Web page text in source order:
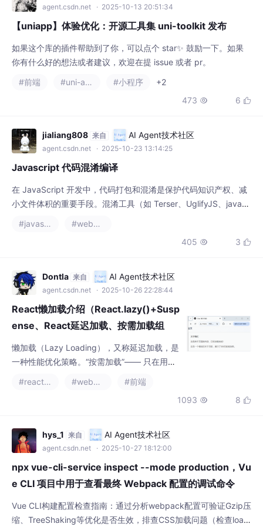
agent.csdn.net · 2025-10-13 20:51:34
【uniapp】体验优化：开源工具集 uni-toolkit 发布
如果这个库的插件帮助到了你，可以点个 star✨ 鼓励一下。如果
你有什么好的想法或者建议，欢迎在提 issue 或者 pr。
#前端
#小程序
+2
473  6 
jialiang808 来自 AI Agent技术社区
agent.csdn.net · 2025-10-23 13:14:25
Javascript 代码混淆编译
在 JavaScript 开发中，代码打包和混淆是保护代码知识产权、减
小文件体积的重要手段。混淆工具（如 Terser、UglifyJS、javasc
向工程的难度。
405  3 
Dontla 来自 AI Agent技术社区
agent.csdn.net · 2025-10-26 22:28:44
React懒加载介绍（React.lazy()+Susp
ense、React延迟加载、按需加载组
de Splitting）、chunk
懒加载（Lazy Loading），又称延迟加载，是
一种性能优化策略。“按需加载”—— 只在用户
中，懒加载通常指按需加载组件。比如首页用
时再加载。实际开发中我们通常会使用一个优
雅的加载动画，而不是简单的文本。特性说明
uspen
#前端
1093  8 
hys_1 来自 AI Agent技术社区
agent.csdn.net · 2025-10-27 18:12:00
npx vue-cli-service inspect --mode production，Vu
e CLI 项目中用于查看最终 Webpack 配置的调试命令
Vue CLI构建配置检查指南：通过分析webpack配置可验证Gzip压
缩、TreeShaking等优化是否生效，排查CSS加载问题（检查load